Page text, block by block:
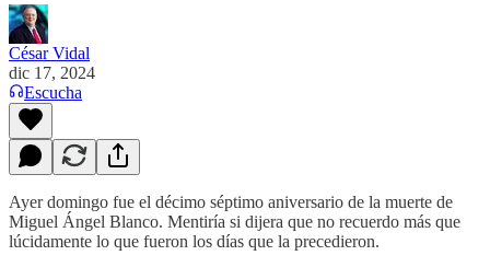
César Vidal
dic 17, 2024
Escucha
Ayer domingo fue el décimo séptimo aniversario de la muerte de
Miguel Ángel Blanco. Mentiría si dijera que no recuerdo más que
lúcidamente lo que fueron los días que la precedieron.